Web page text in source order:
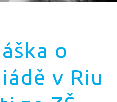
o
v Riu